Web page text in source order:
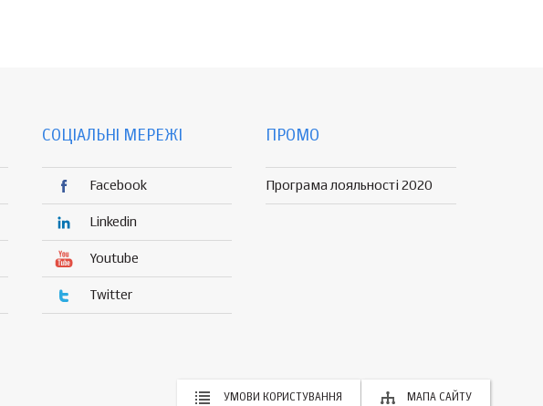
СОЦІАЛЬНІ МЕРЕЖІ
Facebook
Linkedin
Youtube
Twitter
ПРОМО
Програма лояльності 2020
УМОВИ КОРИСТУВАННЯ МАПА САЙТУ